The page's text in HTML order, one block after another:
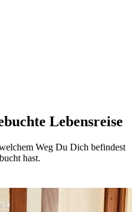
Lebensreise
Weg Du Dich befindest
hast.